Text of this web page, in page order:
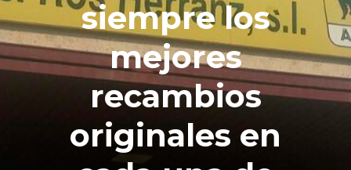
siempre los
mejores
recambios
originales en